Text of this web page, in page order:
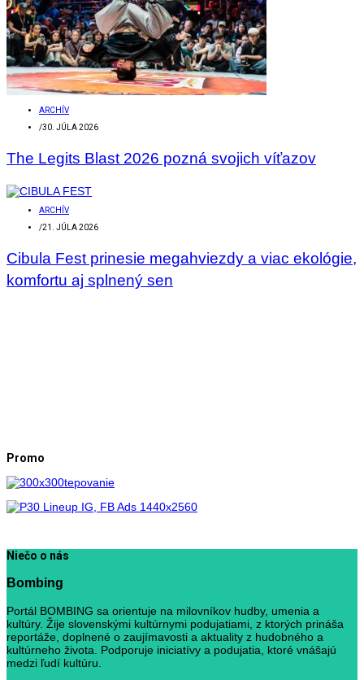
ARCHÍV
/30. JÚLA 2026
The Legits Blast 2026 pozná svojich víťazov
ARCHÍV
/21. JÚLA 2026
Cibula Fest prinesie megahviezdy a viac ekológie,
komfortu aj splnený sen
Promo
Niečo o nás
Bombing
Portál BOMBING sa orientuje na milovníkov hudby, umenia a
kultúry. Žije slovenskými kultúrnymi podujatiami, z ktorých prináša
reportáže, doplnené o zaujímavosti a aktuality z hudobného a
kultúrneho života. Podporuje iniciatívy a podujatia, ktoré vnášajú
medzi ľudí kultúru.